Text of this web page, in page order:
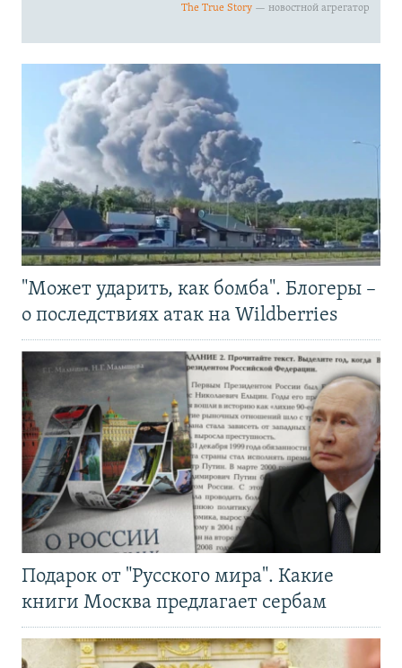
"Может ударить, как бомба". Блогеры –
о последствиях атак на Wildberries
Подарок от "Русского мира". Какие
книги Москва предлагает сербам